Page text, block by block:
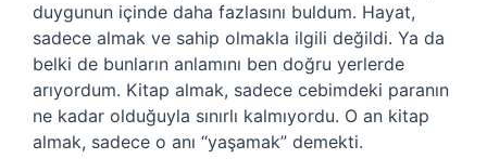
duygunun içinde daha fazlasını buldum. Hayat,
sadece almak ve sahip olmakla ilgili değildi. Ya da
belki de bunların anlamını ben doğru yerlerde
arıyordum. Kitap almak, sadece cebimdeki paranın
ne kadar olduğuyla sınırlı kalmıyordu. O an kitap
almak, sadece o anı “yaşamak” demekti.